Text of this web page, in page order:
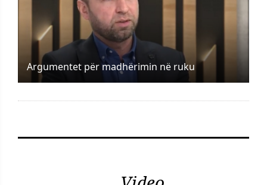
Argumentet për madhërimin në ruku